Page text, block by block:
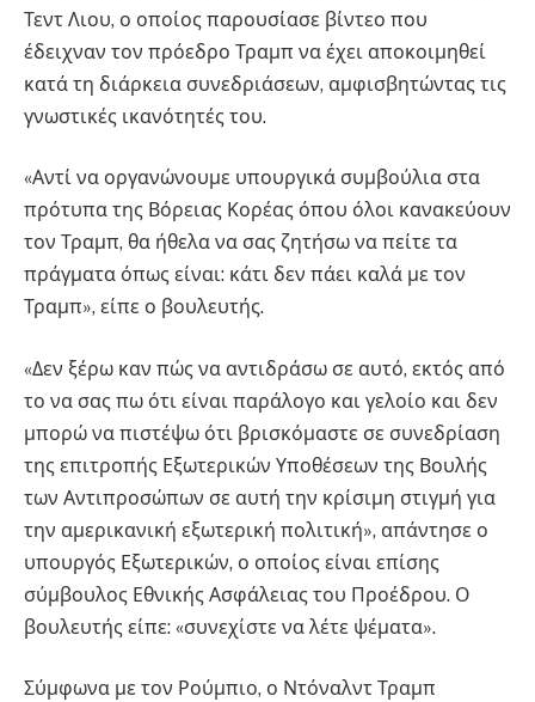
Τεντ Λιου, ο οποίος παρουσίασε βίντεο που
έδειχναν τον πρόεδρο Τραμπ να έχει αποκοιμηθεί
κατά τη διάρκεια συνεδριάσεων, αμφισβητώντας τις
γνωστικές ικανότητές του.
«Αντί να οργανώνουμε υπουργικά συμβούλια στα
πρότυπα της Βόρειας Κορέας όπου όλοι κανακεύουν
τον Τραμπ, θα ήθελα να σας ζητήσω να πείτε τα
πράγματα όπως είναι: κάτι δεν πάει καλά με τον
Τραμπ», είπε ο βουλευτής.
«Δεν ξέρω καν πώς να αντιδράσω σε αυτό, εκτός από
το να σας πω ότι είναι παράλογο και γελοίο και δεν
μπορώ να πιστέψω ότι βρισκόμαστε σε συνεδρίαση
της επιτροπής Εξωτερικών Υποθέσεων της Βουλής
των Αντιπροσώπων σε αυτή την κρίσιμη στιγμή για
την αμερικανική εξωτερική πολιτική», απάντησε ο
υπουργός Εξωτερικών, ο οποίος είναι επίσης
σύμβουλος Εθνικής Ασφάλειας του Προέδρου. Ο
βουλευτής είπε: «συνεχίστε να λέτε ψέματα».
Σύμφωνα με τον Ρούμπιο, ο Ντόναλντ Τραμπ